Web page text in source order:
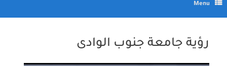
Menu
رؤية جامعة جنوب الوادى